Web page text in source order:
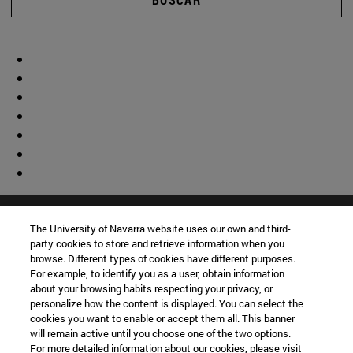
The University of Navarra website uses our own and third-
party cookies to store and retrieve information when you
browse. Different types of cookies have different purposes.
For example, to identify you as a user, obtain information
about your browsing habits respecting your privacy, or
personalize how the content is displayed. You can select the
cookies you want to enable or accept them all. This banner
will remain active until you choose one of the two options.
For more detailed information about our cookies, please visit